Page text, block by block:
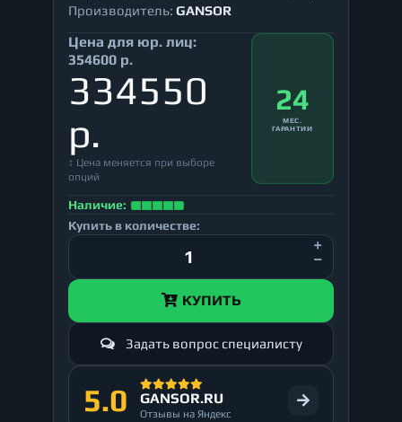
Производитель: GANSOR
Цена для юр. лиц:
354600 р.
334550
р.
↕ Цена меняется при выборе
опций
24
МЕС.
ГАРАНТИИ
Наличие:
Купить в количестве:
КУПИТЬ
Задать вопрос специалисту
5.0 GANSOR.RU
Отзывы на Яндекс